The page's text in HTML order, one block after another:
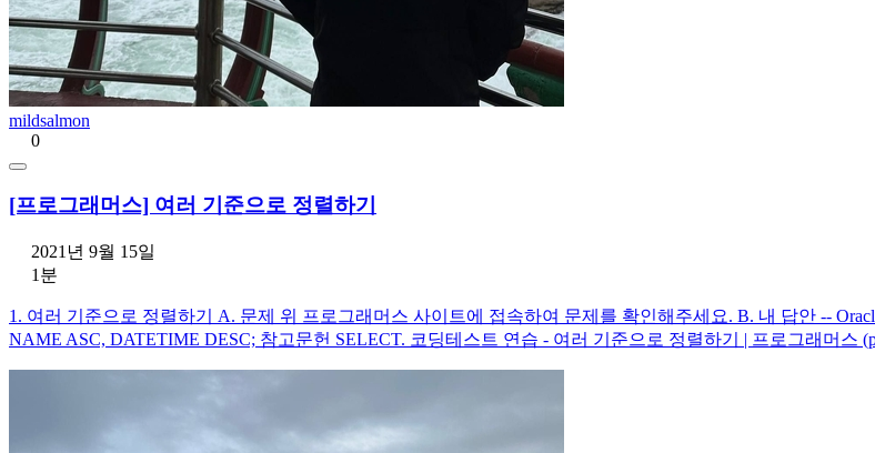
mildsalmon
0
[프로그래머스] 여러 기준으로 정렬하기
2021년 9월 15일
1분
1. 여러 기준으로 정렬하기 A. 문제 위 프로그래머스 사이트에 접속하여 문제를 확인해주세요. B. 내 답안 --
NAME ASC, DATETIME DESC; 참고문헌 SELECT. 코딩테스트 연습 - 여러 기준으로 정렬하기 | 프로그래머스